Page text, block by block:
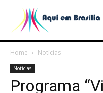
Home Notícias
Notícias
Programa